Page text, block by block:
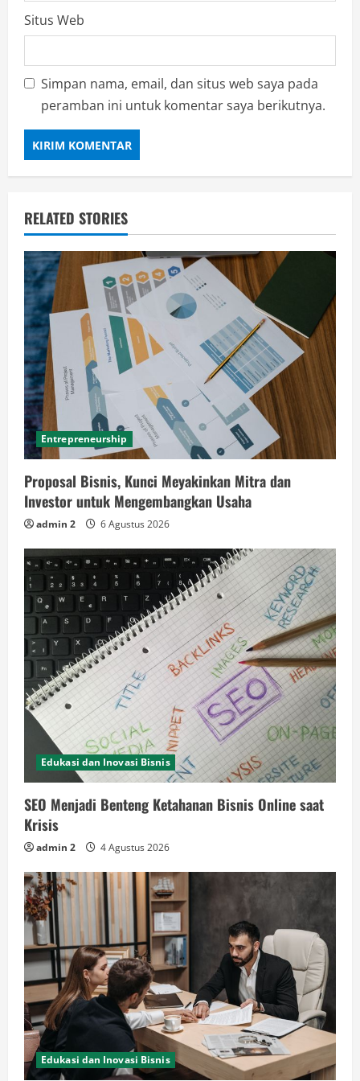
Situs Web
Simpan nama, email, dan situs web saya pada
peramban ini untuk komentar saya berikutnya.
RELATED STORIES
Entrepreneurship
Proposal Bisnis, Kunci Meyakinkan Mitra dan
Investor untuk Mengembangkan Usaha
admin 2 6 Agustus 2026
Edukasi dan Inovasi Bisnis
SEO Menjadi Benteng Ketahanan Bisnis Online saat
Krisis
admin 2 4 Agustus 2026
Edukasi dan Inovasi Bisnis